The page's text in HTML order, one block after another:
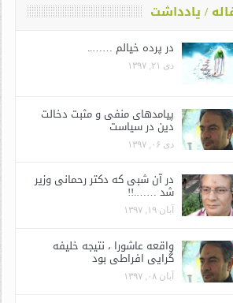
/ یادداشت
در پرده خیالم ……..
دی ۲۱, ۱۳۹۷
پیامدهای منفی و مثبت دخالت
دین در سیاست
دی ۰۶, ۱۳۹۷
در آن شبی که دکتر رحمانی وزیر
شد …….!!
آبان ۱۹, ۱۳۹۷
واقعه عاشورا ، نتیجه خلیفه
گرایی افراطی بود
آبان ۰۸, ۱۳۹۷